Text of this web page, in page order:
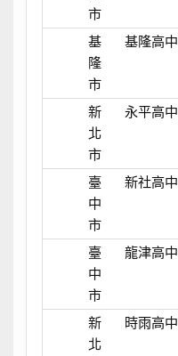
市
基
隆
市
基隆高中
新
北
市
永平高中
臺
中
市
新社高中
臺
中
市
龍津高中
新
北
時雨高中